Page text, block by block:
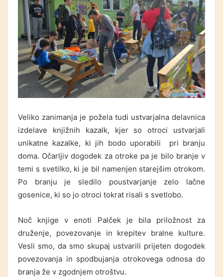
Veliko zanimanja je požela tudi ustvarjalna delavnica
izdelave knjižnih kazalk, kjer so otroci ustvarjali
unikatne kazalke, ki jih bodo uporabili pri branju
doma. Očarljiv dogodek za otroke pa je bilo branje v
temi s svetilko, ki je bil namenjen starejšim otrokom.
Po branju je sledilo poustvarjanje zelo lačne
gosenice, ki so jo otroci tokrat risali s svetlobo.
Noč knjige v enoti Palček je bila priložnost za
druženje, povezovanje in krepitev bralne kulture.
Vesli smo, da smo skupaj ustvarili prijeten dogodek
povezovanja in spodbujanja otrokovega odnosa do
branja že v zgodnjem otroštvu.